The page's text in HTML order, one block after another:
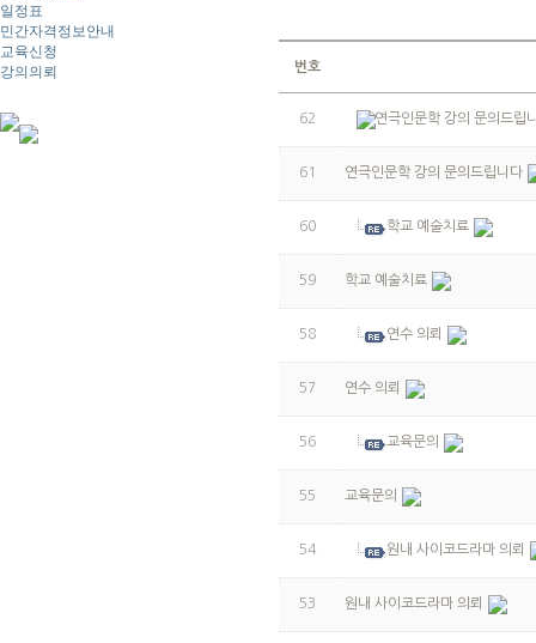
일정표
민간자격정보안내
교육신청
강의의뢰
번호
62 연극인문학 강의 문의드립
61 연극인문학 강의 문의드립니다
60 학교 예술치료
59 학교 예술치료
58 연수 의뢰
57 연수 의뢰
56 교육문의
55 교육문의
54 원내 사이코드라마 의뢰
53 원내 사이코드라마 의뢰